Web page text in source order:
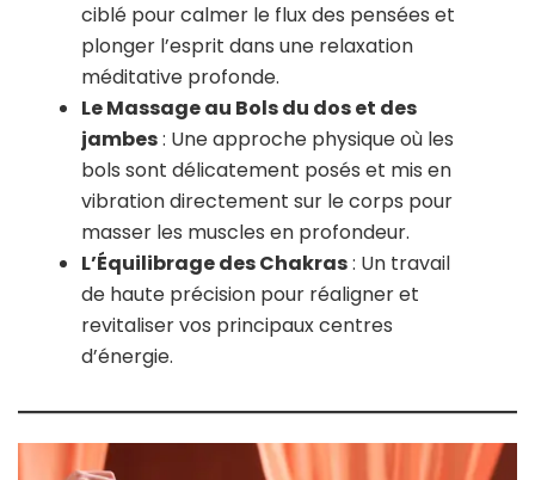
ciblé pour calmer le flux des pensées et
plonger l’esprit dans une relaxation
méditative profonde.
Le Massage au Bols du dos et des
jambes: Une approche physique où les
bols sont délicatement posés et mis en
vibration directement sur le corps pour
masser les muscles en profondeur.
L’Équilibrage des Chakras: Un travail
de haute précision pour réaligner et
revitaliser vos principaux centres
d’énergie.